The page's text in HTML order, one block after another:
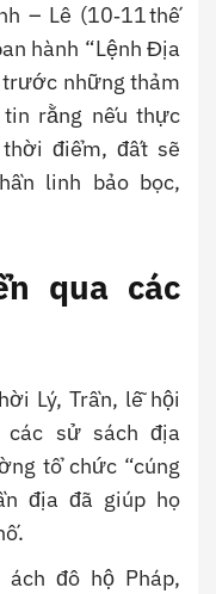
– Lê (10‑11 thế
hành “Lệnh Địa
trước những thảm
rằng nếu thực
điểm, đất sẽ
linh bảo bọc,
qua các
Lý, Trần, lễ hội
sử sách địa
tổ chức “cúng
địa đã giúp họ
đô hộ Pháp,